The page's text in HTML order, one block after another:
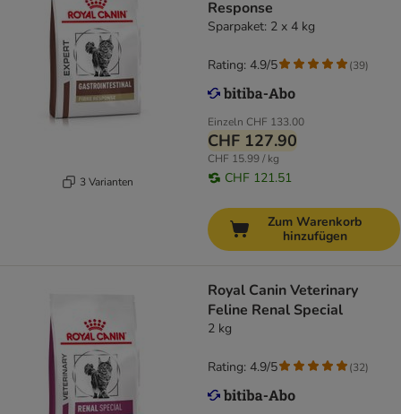
3 Varianten
Response
Sparpaket: 2 x 4 kg
Einzeln CHF 133.00
CHF 127.90
CHF 15.99 / kg
CHF 121.51
Rating: 4.9/5 (39)
Zum Warenkorb
hinzufügen
Royal Canin Veterinary
Feline Renal Special
2 kg
Rating: 4.9/5 (32)